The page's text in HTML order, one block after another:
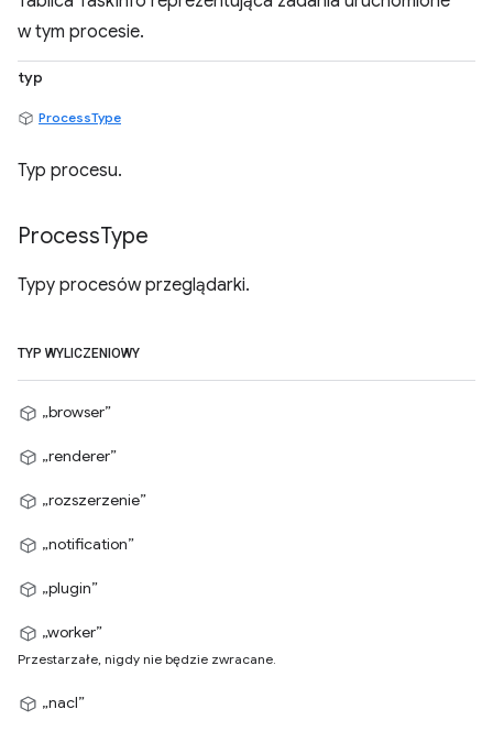
w tym procesie.
typ
ProcessType
Typ procesu.
ProcessType
Typy procesów przeglądarki.
TYP WYLICZENIOWY
„browser”
„renderer”
„rozszerzenie”
„notification”
„plugin”
„worker”
Przestarzałe, nigdy nie będzie zwracane.
„nacl”